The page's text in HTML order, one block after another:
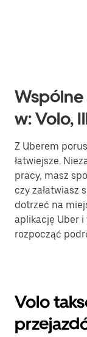
Wspólne
w: Volo,
Z Uberem
łatwiejsze.
pracy, masz
czy załatwiasz
dotrzeć na
aplikację Uber
rozpocząć
Volo